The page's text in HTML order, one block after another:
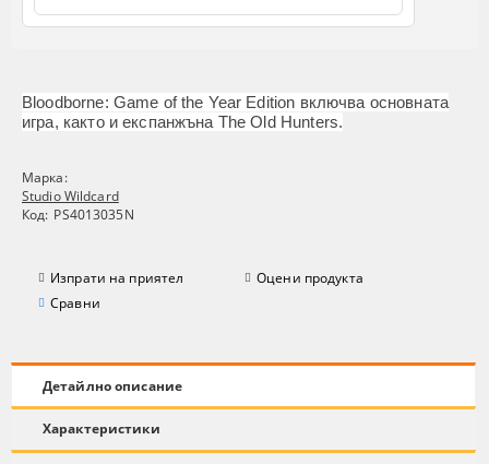
Bloodborne: Game of the Year Edition включва основната
игра, както и експанжъна The Old Hunters.
Марка:
Studio Wildcard
Код: PS4013035N
Изпрати на приятел
Оцени продукта
Сравни
Детайлно описание
Характеристики